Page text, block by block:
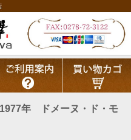
年 ドメーヌ・ド・モ